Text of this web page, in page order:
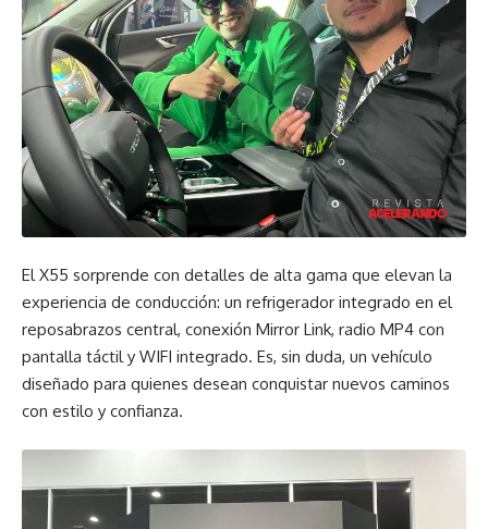
El X55 sorprende con detalles de alta gama que elevan la
experiencia de conducción: un refrigerador integrado en el
reposabrazos central, conexión Mirror Link, radio MP4 con
pantalla táctil y WIFI integrado. Es, sin duda, un vehículo
diseñado para quienes desean conquistar nuevos caminos
con estilo y confianza.